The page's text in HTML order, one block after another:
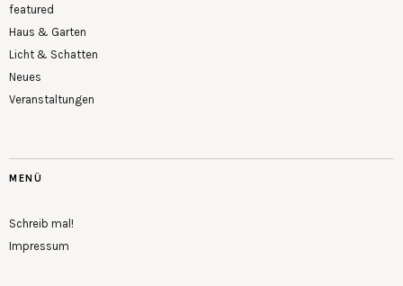
featured
Haus & Garten
Licht & Schatten
Neues
Veranstaltungen
MENÜ
Schreib mal!
Impressum